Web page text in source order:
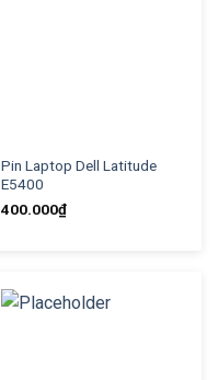
Pin Laptop Dell Latitude
E5400
400.000₫